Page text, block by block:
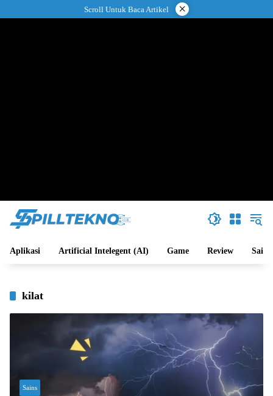
ke
Scroll Untuk Baca Artikel ×
Aplikasi Artificial Intelegent (AI) Game Review Sains
kilat
Sains